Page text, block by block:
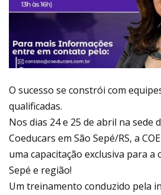
O sucesso se constrói com
qualificadas.
Nos dias 24 e 25 de abril na sede
Coeducars em São Sepé/RS, a
uma capacitação exclusiva para a
Sepé e região!
Um treinamento conduzido pela